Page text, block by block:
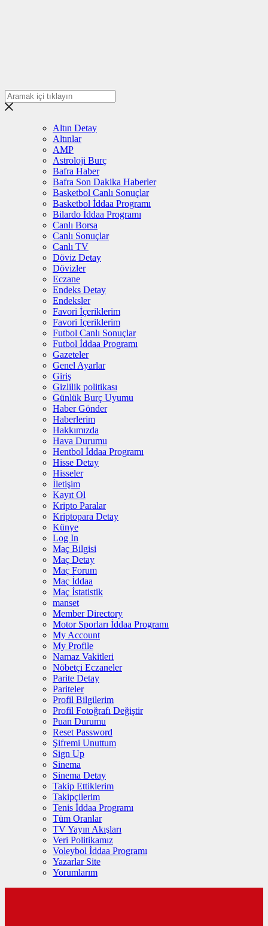
Altın Detay
Altınlar
AMP
Astroloji Burç
Bafra Haber
Bafra Son Dakika Haberler
Basketbol Canlı Sonuçlar
Basketbol İddaa Programı
Bilardo İddaa Programı
Canlı Borsa
Canlı Sonuçlar
Canlı TV
Döviz Detay
Dövizler
Eczane
Endeks Detay
Endeksler
Favori İçeriklerim
Favori İçeriklerim
Futbol Canlı Sonuçlar
Futbol İddaa Programı
Gazeteler
Genel Ayarlar
Giriş
Gizlilik politikası
Günlük Burç Uyumu
Haber Gönder
Haberlerim
Hakkımızda
Hava Durumu
Hentbol İddaa Programı
Hisse Detay
Hisseler
İletişim
Kayıt Ol
Kripto Paralar
Kriptopara Detay
Künye
Log In
Maç Bilgisi
Maç Detay
Maç Forum
Maç İddaa
Maç İstatistik
manset
Member Directory
Motor Sporları İddaa Programı
My Account
My Profile
Namaz Vakitleri
Nöbetçi Eczaneler
Parite Detay
Pariteler
Profil Bilgilerim
Profil Fotoğrafı Değiştir
Puan Durumu
Reset Password
Şifremi Unuttum
Sign Up
Sinema
Sinema Detay
Takip Ettiklerim
Takipçilerim
Tenis İddaa Programı
Tüm Oranlar
TV Yayın Akışları
Veri Politikamız
Voleybol İddaa Programı
Yazarlar Site
Yorumlarım